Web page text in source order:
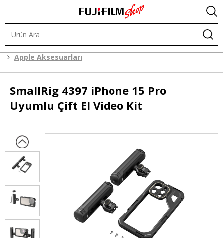
Apple Aksesuarları
SmallRig 4397 iPhone 15 Pro
Uyumlu Çift El Video Kit